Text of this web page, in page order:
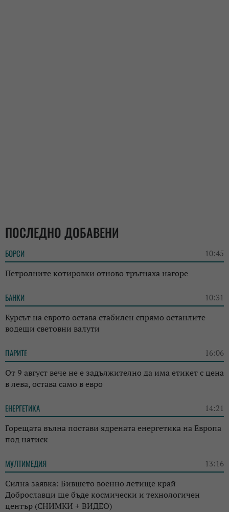
ПОСЛЕДНО ДОБАВЕНИ
БОРСИ 10:45
Петролните котировки отново тръгнаха нагоре
БАНКИ 10:31
Курсът на еврото остава стабилен спрямо останлите
водещи световни валути
ПАРИТЕ 16:06
От 9 август вече не е задължително да има етикет с цена
в лева, остава само в евро
ЕНЕРГЕТИКА 14:21
Горещата вълна постави ядрената енергетика на Европа
под натиск
МУЛТИМЕДИЯ 13:16
Силна заявка: Бившето военно летище край
Доброславци ще бъде космически и технологичен
център (СНИМКИ + ВИДЕО)